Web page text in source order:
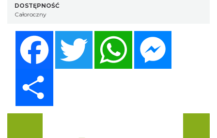
DOSTĘPNOŚĆ
Całoroczny
Twitter WhatsApp